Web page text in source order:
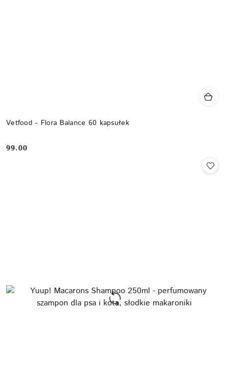
Vetfood - Flora Balance 60 kapsułek
Cena:
99.00